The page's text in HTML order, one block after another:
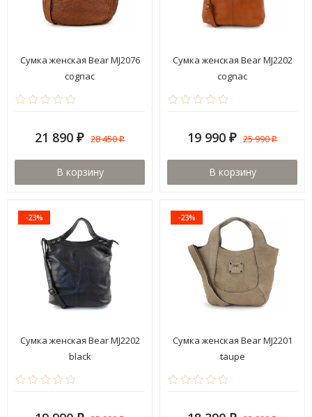
Сумка женская Bear MJ2076
cognac
21 890 ₽ 28 450₽
В корзину
Сумка женская Bear MJ2202
cognac
19 990 ₽ 25 990₽
В корзину
-23%
Сумка женская Bear MJ2202
black
-23%
Сумка женская Bear MJ2201
taupe